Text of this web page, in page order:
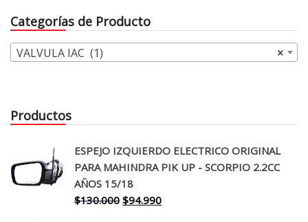
Categorías de Producto
×
VALVULA IAC (1)
Productos
ESPEJO IZQUIERDO ELECTRICO ORIGINAL
PARA MAHINDRA PIK UP - SCORPIO 2.2CC
AÑOS 15/18
$130.000 El
$94.990El